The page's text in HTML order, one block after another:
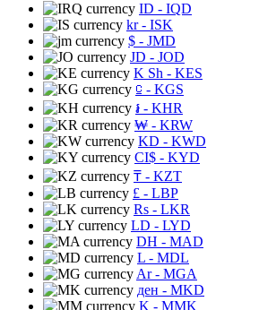
ID - IQD
kr- ISK
$ - JMD
JD - JOD
K Sh - KES
⃀ - KGS
៛ - KHR
₩ - KRW
KD - KWD
CI$ - KYD
₸ - KZT
£ - LBP
Rs - LKR
LD - LYD
DH - MAD
L - MDL
Ar- MGA
ден - MKD
K - MMK